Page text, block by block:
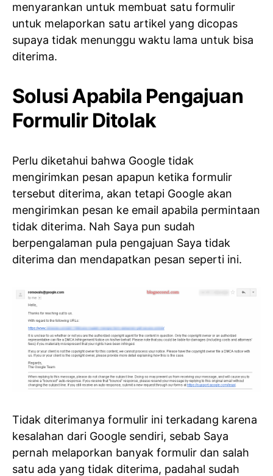
menyarankan untuk membuat satu formulir
untuk melaporkan satu artikel yang dicopas
supaya tidak menunggu waktu lama untuk bisa
diterima.
Solusi Apabila Pengajuan
Formulir Ditolak
Perlu diketahui bahwa Google tidak
mengirimkan pesan apapun ketika formulir
tersebut diterima, akan tetapi Google akan
mengirimkan pesan ke email apabila permintaan
tidak diterima. Nah Saya pun sudah
berpengalaman pula pengajuan Saya tidak
diterima dan mendapatkan pesan seperti ini.
Tidak diterimanya formulir ini terkadang karena
kesalahan dari Google sendiri, sebab Saya
pernah melaporkan banyak formulir dan salah
satu ada yang tidak diterima, padahal sudah